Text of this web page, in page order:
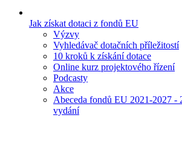
Jak získat dotaci z fondů EU
Výzvy
Vyhledávač dotačních příležitostí
10 kroků k získání dotace
Online kurz projektového řízení
Podcasty
Akce
Abeceda fondů EU 2021-2027 -
vydání